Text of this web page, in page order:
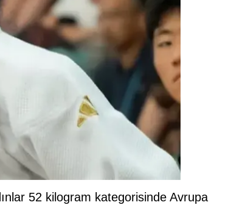
52 kilogram kategorisinde Avrupa